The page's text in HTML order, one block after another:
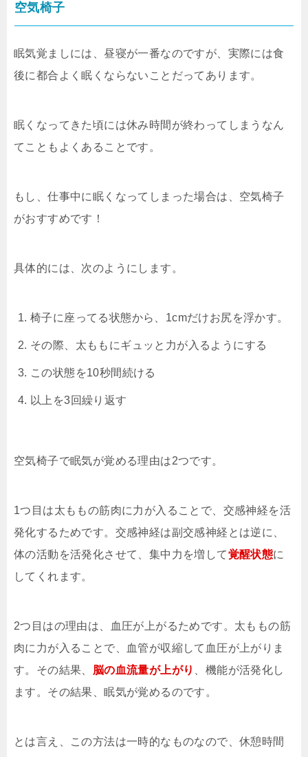
空気椅子
眠気覚ましには、昼寝が一番なのですが、実際には食
後に都合よく眠くならないことだってあります。
眠くなってきた頃には休み時間が終わってしまうなん
てこともよくあることです。
もし、仕事中に眠くなってしまった場合は、空気椅子
がおすすめです！
具体的には、次のようにします。
椅子に座ってる状態から、1cmだけお尻を浮かす。
その際、太ももにギュッと力が入るようにする
この状態を10秒間続ける
以上を3回繰り返す
空気椅子で眠気が覚める理由は2つです。
1つ目は太ももの筋肉に力が入ることで、交感神経を活
発化するためです。交感神経は副交感神経とは逆に、
体の活動を活発化させて、集中力を増して覚醒状態に
してくれます。
2つ目はの理由は、血圧が上がるためです。太ももの筋
肉に力が入ることで、血管が収縮して血圧が上がりま
す。その結果、 脳の血流量が上がり
、機能が活発化し
ます。その結果、眠気が覚めるのです。
とは言え、この方法は一時的なものなので、休憩時間